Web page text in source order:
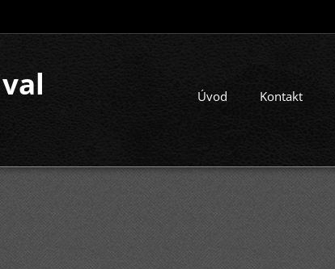
Úvod Kontakt